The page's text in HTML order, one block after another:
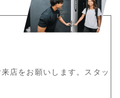
店をお願いします。スタッ